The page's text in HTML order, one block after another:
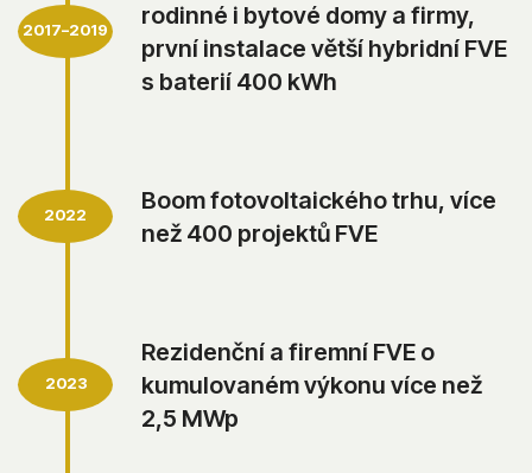
rodinné i bytové domy a firmy,
první instalace větší hybridní FVE
s baterií 400 kWh
2017–2019
Boom fotovoltaického trhu, více
než 400 projektů FVE
2022
Rezidenční a firemní FVE o
kumulovaném výkonu více než
2,5 MWp
2023